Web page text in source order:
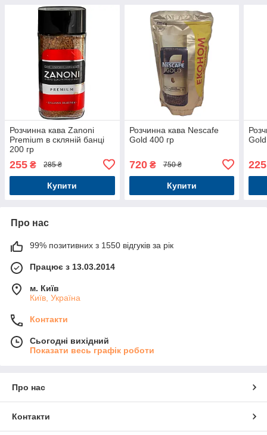
Розчинна кава Zanoni
Premium в скляній банці
200 гр
255 ₴ 285 ₴
Купити
Розчинна кава Nescafe
Gold 400 гр
720₴ 750 ₴
Купити
Gold
225
Про нас
99% позитивних з 1550 відгуків за рік
Працює з 13.03.2014
м. Київ
Київ, Україна
Контакти
Сьогодні вихідний
Показати весь графік роботи
Про нас
Контакти